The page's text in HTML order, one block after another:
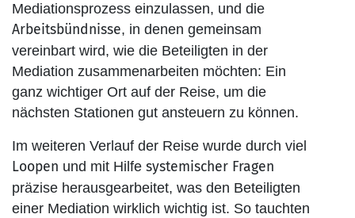
Mediationsprozess einzulassen, und die
Arbeitsbündnisse, in denen gemeinsam
vereinbart wird, wie die Beteiligten in der
Mediation zusammenarbeiten möchten: Ein
ganz wichtiger Ort auf der Reise, um die
nächsten Stationen gut ansteuern zu können.
Im weiteren Verlauf der Reise wurde durch viel
Loopen und mit Hilfe systemischer Fragen
präzise herausgearbeitet, was den Beteiligten
einer Mediation wirklich wichtig ist. So tauchten